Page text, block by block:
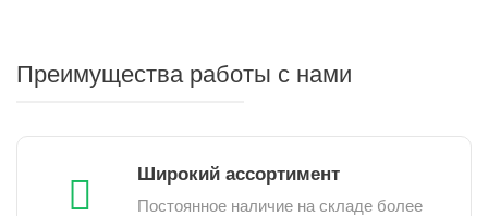
Преимущества работы с нами
Широкий ассортимент
Постоянное наличие на складе более